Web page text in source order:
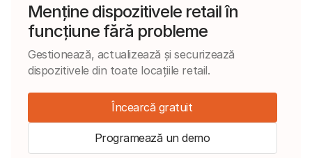
Menține dispozitivele retail în
funcțiune fără probleme
Gestionează, actualizează și securizează
dispozitivele din toate locațiile retail.
Încearcă gratuit
Programează un demo